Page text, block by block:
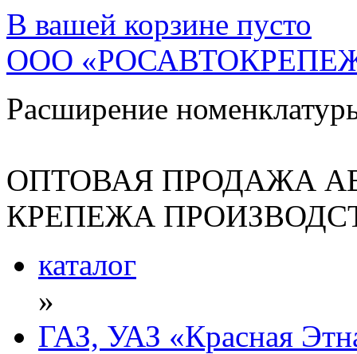
В вашей корзине пусто
ООО
Расширение
ОПТОВАЯ ПРОДАЖА
КРЕПЕЖА
каталог
»
ГАЗ, УАЗ «Красная